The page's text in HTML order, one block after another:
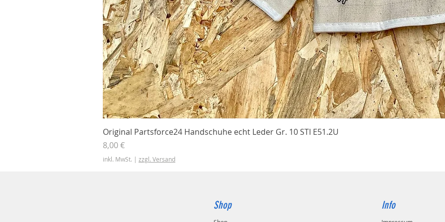
Schnellansicht
Original Partsforce24 Handschuhe echt Leder Gr. 10 STI E51.2U
Preis
8,00 €
inkl. MwSt. | zzgl. Versand
Shop Info